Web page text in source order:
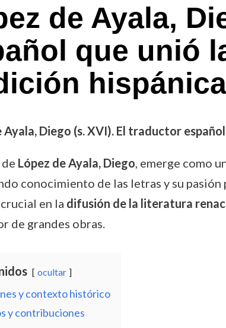
de Ayala,
que unió
hispánica
Ayala, Diego (s. XVI). El traductor
López de Ayala, Diego, emerge como
conocimiento de las letras y su
en la difusión de la literatura
de grandes obras.
ocultar
y contexto histórico
y contribuciones